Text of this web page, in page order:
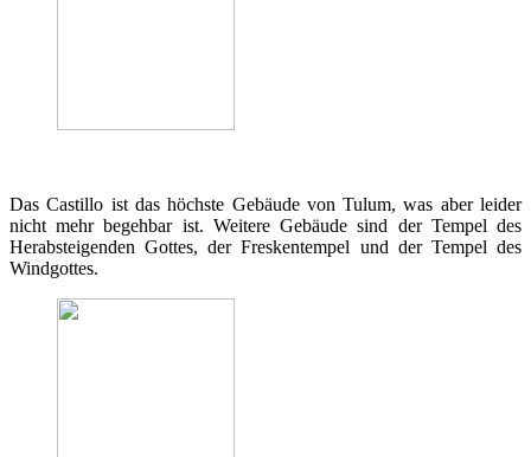
Das Castillo ist das höchste Gebäude von Tulum, was aber leider
nicht mehr begehbar ist. Weitere Gebäude sind der Tempel des
Herabsteigenden Gottes, der Freskentempel und der Tempel des
Windgottes.